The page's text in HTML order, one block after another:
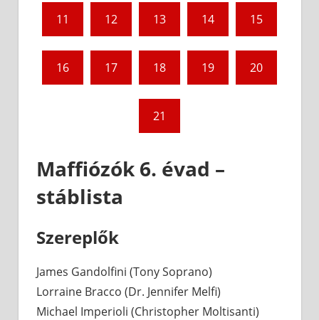
11 12 13 14 15
16 17 18 19 20
21
Maffiózók 6. évad –
stáblista
Szereplők
James Gandolfini (Tony Soprano)
Lorraine Bracco (Dr. Jennifer Melfi)
Michael Imperioli (Christopher Moltisanti)